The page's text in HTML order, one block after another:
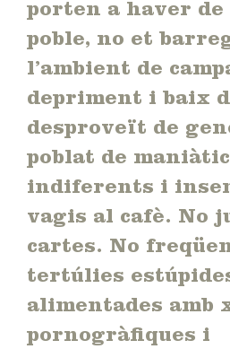
porten a haver
poble, no et
l’ambient de
depriment i baix
desproveït de
poblat de
indiferents i
vagis al cafè. No
cartes. No
tertúlies
alimentades amb
pornogràfiques i